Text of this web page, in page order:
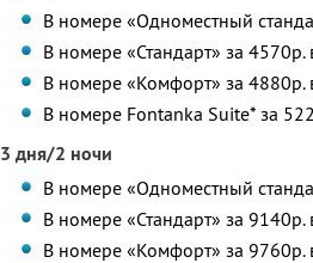
В номере «Одноместный
В номере «Стандарт» за
В номере «Комфорт» за 4880р.
В номере Fontanka Suite* за
3 дня/2 ночи
В номере «Одноместный
В номере «Стандарт» за
В номере «Комфорт» за 9760р.